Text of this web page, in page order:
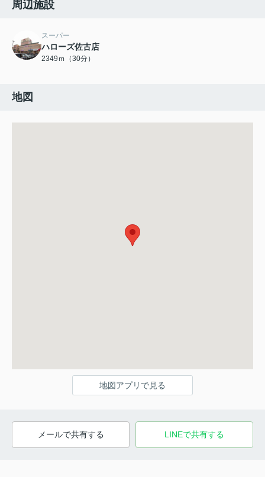
周辺施設
スーパー
ハローズ佐古店
2349ｍ（30分）
地図
地図アプリで見る
メールで共有する LINEで共有する